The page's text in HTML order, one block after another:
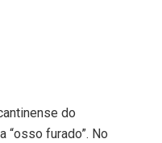
do
“osso furado”. No